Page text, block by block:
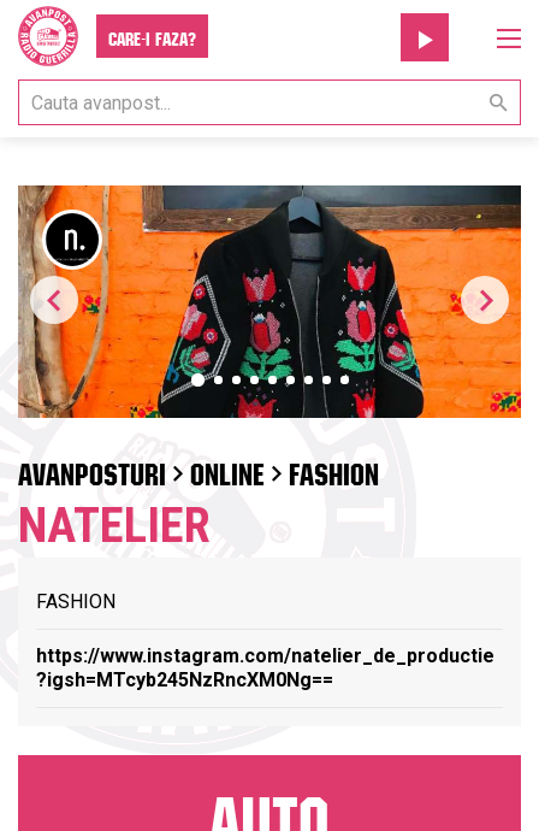
Care-i faza?
AVANPOSTURI ONLINE FASHION
NATELIER
FASHION
https://www.instagram.com/natelier_de_productie
?igsh=MTcyb245NzRncXM0Ng==
AUTO